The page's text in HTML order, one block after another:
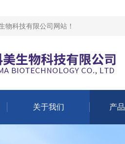
物科技有限公司网站 ！
关于我们 产